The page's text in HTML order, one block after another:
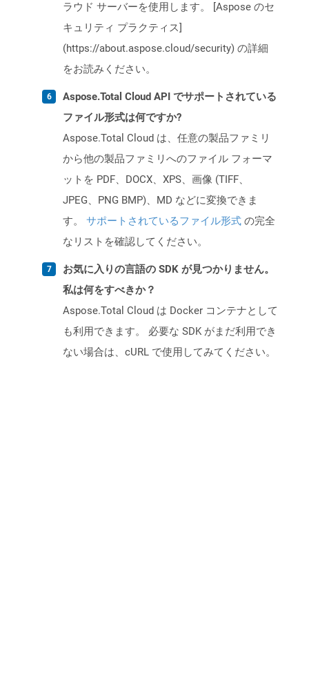
ラウド サーバーを使用します。 [Aspose のセ
キュリティ プラクティス]
(https://about.aspose.cloud/security) の詳細
をお読みください。
Aspose.Total Cloud API でサポートされている
ファイル形式は何ですか?
Aspose.Total Cloud は、任意の製品ファミリ
から他の製品ファミリへのファイル フォーマ
ットを PDF、DOCX、XPS、画像 (TIFF、
JPEG、PNG BMP)、MD などに変換できま
す。 サポートされているファイル形式 の完全
なリストを確認してください。
お気に入りの言語の SDK が見つかりません。
私は何をすべきか？
Aspose.Total Cloud は Docker コンテナとして
も利用できます。 必要な SDK がまだ利用でき
ない場合は、cURL で使用してみてください。